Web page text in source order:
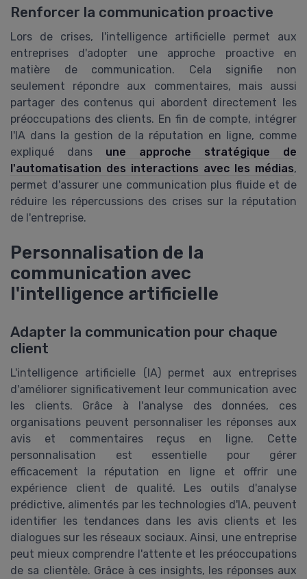
Renforcer la communication proactive
Lors de crises, l'intelligence artificielle permet aux
entreprises d'adopter une approche proactive en
matière de communication. Cela signifie non
seulement répondre aux commentaires, mais aussi
partager des contenus qui abordent directement les
préoccupations des clients. En fin de compte, intégrer
l'IA dans la gestion de la réputation en ligne, comme
expliqué dans une approche stratégique de
l'automatisation des interactions avec les médias,
permet d'assurer une communication plus fluide et de
réduire les répercussions des crises sur la réputation
de l'entreprise.
Personnalisation de la
communication avec
l'intelligence artificielle
Adapter la communication pour chaque
client
L'intelligence artificielle (IA) permet aux entreprises
d'améliorer significativement leur communication avec
les clients. Grâce à l'analyse des données, ces
organisations peuvent personnaliser les réponses aux
avis et commentaires reçus en ligne. Cette
personnalisation est essentielle pour gérer
efficacement la réputation en ligne et offrir une
expérience client de qualité. Les outils d'analyse
prédictive, alimentés par les technologies d'IA, peuvent
identifier les tendances dans les avis clients et les
dialogues sur les réseaux sociaux. Ainsi, une entreprise
peut mieux comprendre l'attente et les préoccupations
de sa clientèle. Grâce à ces insights, les réponses aux